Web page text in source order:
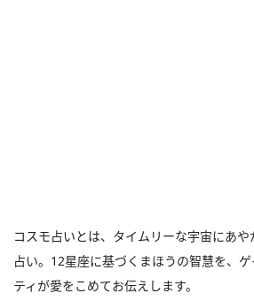
コスモ占いとは、タイムリーな宇宙にあ
占い。12星座に基づくまほうの智慧を、
ティが愛をこめてお伝えします。